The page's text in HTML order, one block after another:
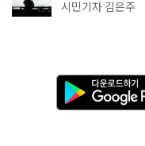
시민기자 김은주
다
운
로